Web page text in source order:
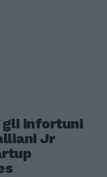
gli infortuni
Jr